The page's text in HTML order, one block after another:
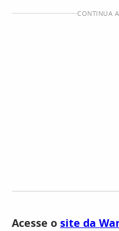
CONTINUA
Acesse o site da